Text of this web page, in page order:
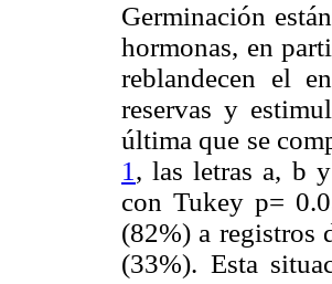
Germinación
hormonas, en
reblandecen el
reservas y
última que se
1 , las letras a, b
con Tukey p=
(82%) a registros
(33%). Esta